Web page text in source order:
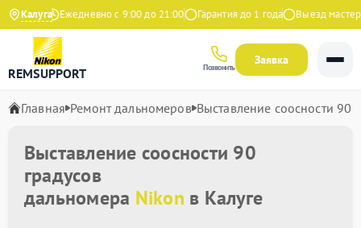
КалугаЕжедневно с 9:00 до 21:00 Гарантия до 1 года Выезд мастера
REMSUPPORT Позвонить
Заявка
Главная Ремонт дальномеров Выставление соосности 90
Выставление соосности 90
градусов
дальномера Nikon в Калуге